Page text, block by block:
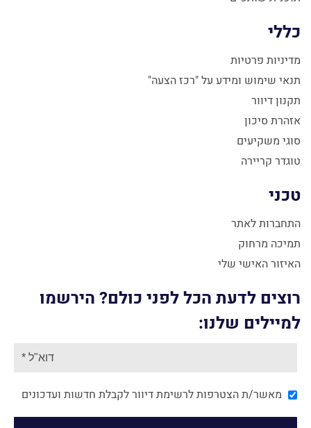
כללי
מדיניות פרטיות
תנאי שימוש ומידע על "רכז הצעה"
תקנון דיוור
אזהרת סיכון
סוגי משקיעים
טוגדר קריירה
טכני
התחברות לאתר
תמיכה מרחוק
האיזור האישי שלי
רוצים לדעת הכל לפני כולם? הירשמו
למיילים שלנו:
מאשר/ת הצטרפות לרשימת דיוור לקבלת חדשות ועדכונים